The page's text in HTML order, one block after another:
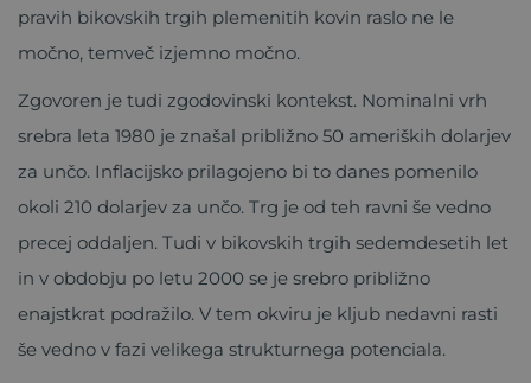
pravih bikovskih trgih plemenitih kovin raslo ne le
močno, temveč izjemno močno.
Zgovoren je tudi zgodovinski kontekst. Nominalni vrh
srebra leta 1980 je znašal približno 50 ameriških dolarjev
za unčo. Inflacijsko prilagojeno bi to danes pomenilo
okoli 210 dolarjev za unčo. Trg je od teh ravni še vedno
precej oddaljen. Tudi v bikovskih trgih sedemdesetih let
in v obdobju po letu 2000 se je srebro približno
enajstkrat podražilo. V tem okviru je kljub nedavni rasti
še vedno v fazi velikega strukturnega potenciala.